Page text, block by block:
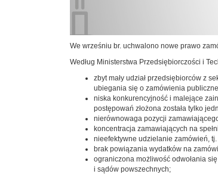
We wrześniu br. uchwalono nowe prawo
Według Ministerstwa Przedsiębiorczości i
zbyt mały udział przedsiębiorców z
ubiegania się o zamówienia
niska konkurencyjność i malejące
postępowań złożona została tylko
nierównowaga pozycji
koncentracja zamawiających na
nieefektywne udzielanie zamówień,
brak powiązania wydatków na
ograniczona możliwość odwołania
i sądów powszechnych;